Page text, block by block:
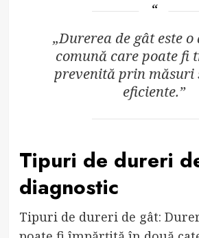
„Durerea de gât este
comună care poate fi
prevenită prin măsuri
eficiente.”
Tipuri de dureri
diagnostic
Tipuri de dureri de gât: